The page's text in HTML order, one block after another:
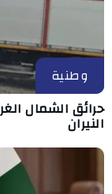
وطنية
حرائق الشمال
النيران